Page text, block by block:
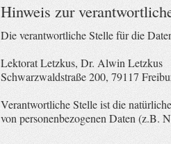
Hinweis zur
Die verantwortliche Stelle für die
Lektorat Letzkus, Dr. Alwin Letzkus
Schwarzwaldstraße 200, 79117
Verantwortliche Stelle ist die
von personenbezogenen Daten (z.B.